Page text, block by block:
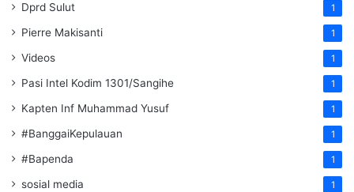
Dprd Sulut 1
Pierre Makisanti 1
Videos 1
Pasi Intel Kodim 1301/Sangihe 1
Kapten Inf Muhammad Yusuf 1
#BanggaiKepulauan 1
#Bapenda 1
sosial media 1